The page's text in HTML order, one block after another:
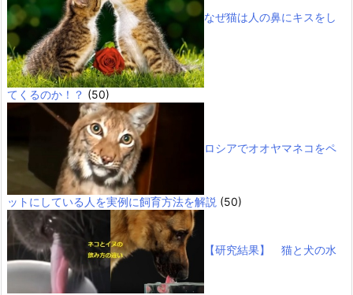
なぜ猫は人の鼻にキスをし
てくるのか！？ (50)
ロシアでオオヤマネコをペ
ットにしている人を実例に飼育方法を解説 (50)
【研究結果】 猫と犬の水